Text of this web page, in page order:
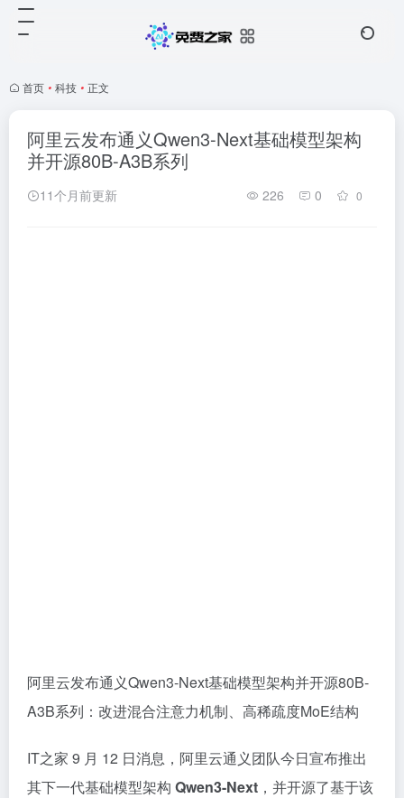
首页 • 科技 • 正文
阿里云发布通义Qwen3-Next基础模型架构
并开源80B-A3B系列
11个月前更新 226 0 0
阿里云发布通义Qwen3-Next基础模型架构并开源80B-
A3B系列：改进混合注意力机制、高稀疏度MoE结构
IT之家 9 月 12 日消息，阿里云通义团队今日宣布推出
其下一代基础模型架构 Qwen3-Next ，并开源了基于该